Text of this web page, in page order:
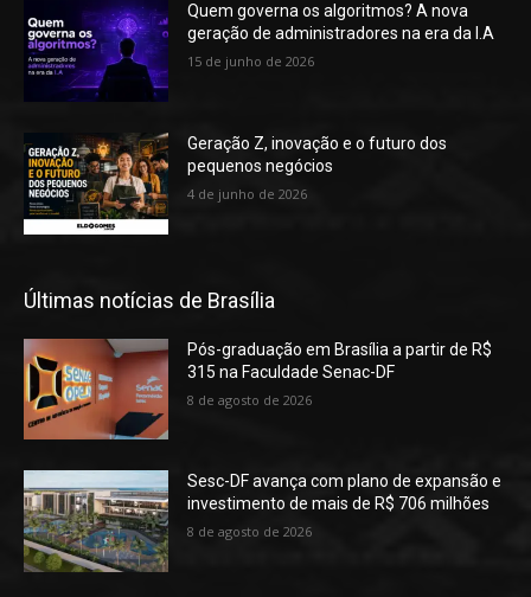
Quem governa os algoritmos? A nova
geração de administradores na era da I.A
15 de junho de 2026
Geração Z, inovação e o futuro dos
pequenos negócios
4 de junho de 2026
Últimas notícias de Brasília
Pós-graduação em Brasília a partir de R$
315 na Faculdade Senac-DF
8 de agosto de 2026
Sesc-DF avança com plano de expansão e
investimento de mais de R$ 706 milhões
8 de agosto de 2026